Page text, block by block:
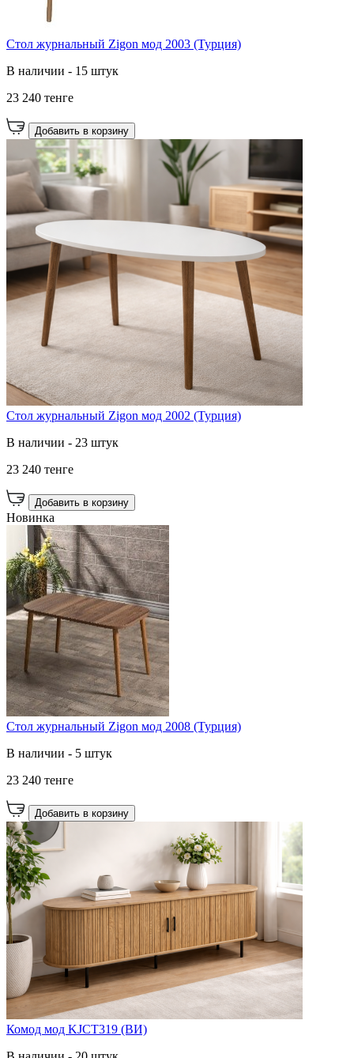
Стол журнальный Zigon мод 2003 (Турция)
В наличии - 15 штук
23 240 тенге
Добавить в корзину
Стол журнальный Zigon мод 2002 (Турция)
В наличии - 23 штук
23 240 тенге
Добавить в корзину
Новинка
Стол журнальный Zigon мод 2008 (Турция)
В наличии - 5 штук
23 240 тенге
Добавить в корзину
Комод мод KJCT319 (ВИ)